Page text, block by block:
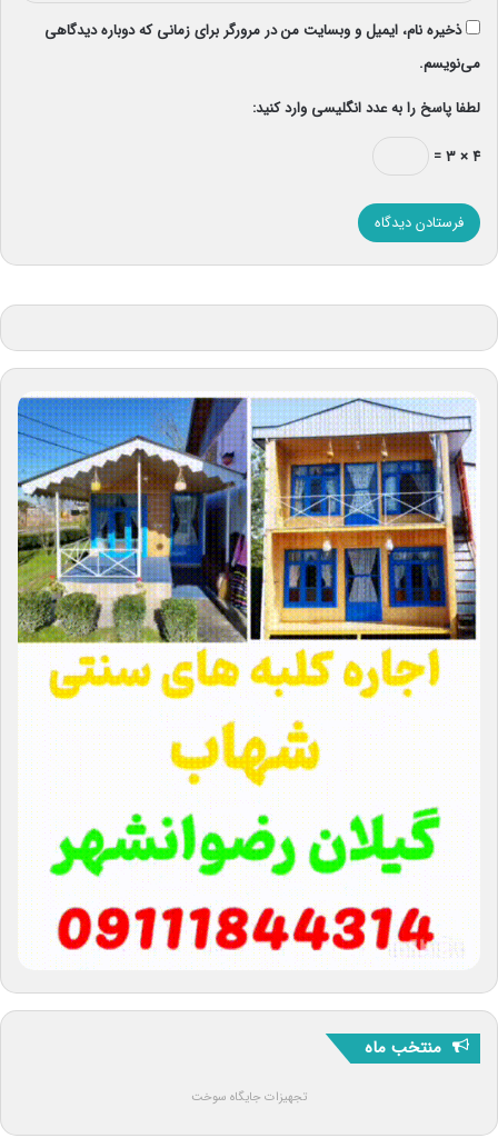
ذخیره نام، ایمیل و وبسایت من در مرورگر برای زمانی که دوباره دیدگاهی
می‌نویسم.
لطفا پاسخ را به عدد انگلیسی وارد کنید:
۴ × ۳ =
منتخب ماه
تجهیزات جایگاه سوخت